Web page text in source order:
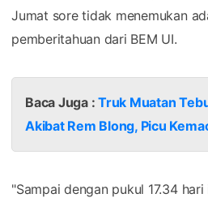
Jumat sore tidak menemukan
pemberitahuan dari BEM UI.
Baca Juga :Truk Muatan
Akibat Rem Blong, Picu
"Sampai dengan pukul 17.34